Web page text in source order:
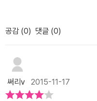
떻게 칭찬했는가?책을 읽으면
는 어떻게 해야할지도 다시금 생각하게 되
게 나는 어떤 사람이었을까?
하고 있는가...반성하게 되었다...​ 쥬쥬 한마리를 키울때 외로울
성을뛰고 있는 훈련 방식이
부분들은강아지를 키우시려거
익한 내용들이었던것 같습니
공감 (0) 댓글 (0)
써리v 2015-11-17